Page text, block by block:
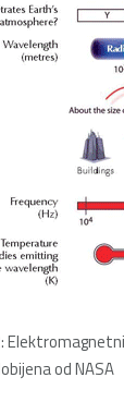
od NASA